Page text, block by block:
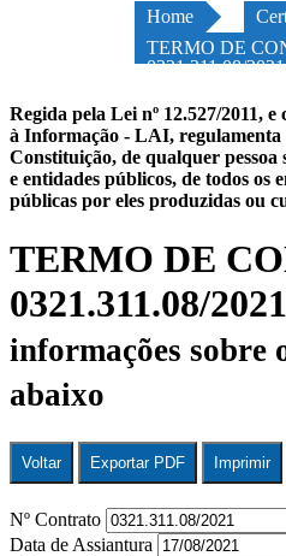
Home
TERMO DE
0321.311.08/2021
Regida pela Lei nº 12.527/2011,
à Informação - LAI, regulamenta
Constituição, de qualquer pessoa
e entidades públicos, de todos os
públicas por eles produzidas ou
TERMO DE
0321.311.08/2021
informações sobre
abaixo
Voltar Exportar PDF Imprimir
Nº Contrato
Data de Assiantura